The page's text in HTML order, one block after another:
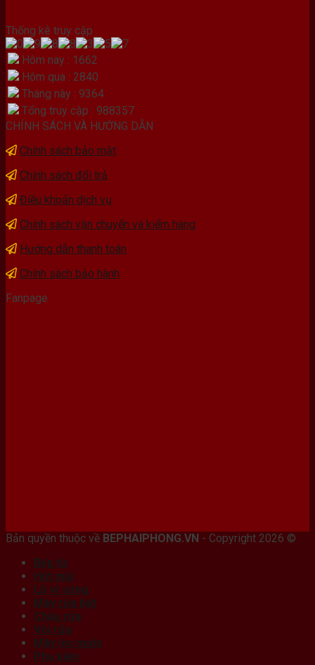
Thống kê truy cập
Hôm nay : 1662
Hôm qua : 2840
Tháng này : 9364
Tổng truy cập : 988357
CHÍNH SÁCH VÀ HƯỚNG DẪN
Chính sách bảo mật
Chính sách đổi trả
Điều khoản dịch vụ
Chính sách vận chuyển và kiểm hàng
Hướng dẫn thanh toán
Chính sách bảo hành
Fanpage
Bản quyền thuộc về BEPHAIPHONG.VN - Copyright 2026 ©
Bếp từ
Hút mùi
Lò vi sóng
Máy rửa bát
Chậu rửa
Vòi rửa
Máy lọc nước
Phụ kiện